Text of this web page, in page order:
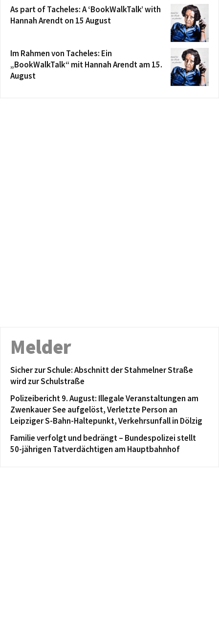
As part of Tacheles: A ‘BookWalkTalk’ with
Hannah Arendt on 15 August
Im Rahmen von Tacheles: Ein
„BookWalkTalk“ mit Hannah Arendt am 15.
August
Melder
Sicher zur Schule: Abschnitt der Stahmelner Straße
wird zur Schulstraße
Polizeibericht 9. August: Illegale Veranstaltungen am
Zwenkauer See aufgelöst, Verletzte Person an
Leipziger S-Bahn-Haltepunkt, Verkehrsunfall in Dölzig
Familie verfolgt und bedrängt – Bundespolizei stellt
50-jährigen Tatverdächtigen am Hauptbahnhof